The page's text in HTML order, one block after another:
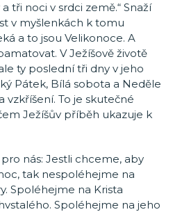
tři noci v srdci země.“ Snaží
v myšlenkách k tomu
a to jsou Velikonoce. A
V Ježíšově životě
ty poslední tři dny v jeho
Pátek, Bílá sobota a Neděle
vzkříšení. To je skutečné
Ježíšův příběh ukazuje k
nás: Jestli chceme, aby
tak nespoléhejme na
Spoléhejme na Krista
Spoléhejme na jeho